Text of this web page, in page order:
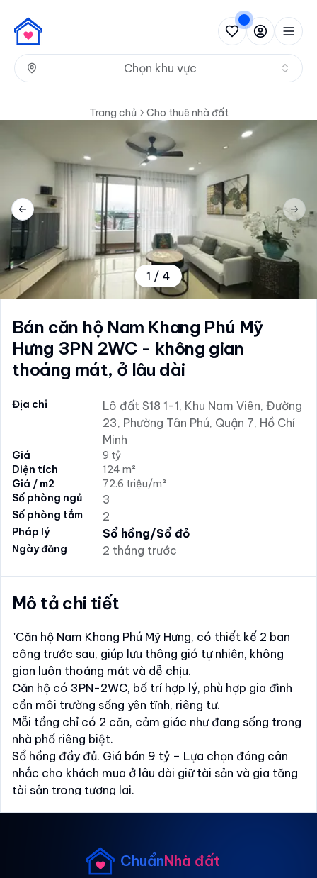
Chọn khu vực
Trang chủ Cho thuê nhà đất
Previous slide
1 / 4
Bán căn hộ Nam Khang Phú Mỹ
Hưng 3PN 2WC - không gian
thoáng mát, ở lâu dài
Địa chỉ
Lô đất S18 1-1, Khu Nam Viên, Đường
23, Phường Tân Phú, Quận 7, Hồ Chí
Minh
Giá
9 tỷ
Diện tích
124 m²
Giá / m2
72.6 triệu/m²
Số phòng ngủ
3
Số phòng tắm 2
Pháp lý Sổ hồng/Sổ đỏ
Ngày đăng 2 tháng trước
Mô tả chi tiết
"Căn hộ Nam Khang Phú Mỹ Hưng, có thiết kế 2 ban
công trước sau, giúp lưu thông gió tự nhiên, không
gian luôn thoáng mát và dễ chịu.
Căn hộ có 3PN-2WC, bố trí hợp lý, phù hợp gia đình
cần môi trường sống yên tĩnh, riêng tư.
Mỗi tầng chỉ có 2 căn, cảm giác như đang sống trong
nhà phố riêng biệt.
Sổ hồng đầy đủ. Giá bán 9 tỷ – Lựa chọn đáng cân
nhắc cho khách mua ở lâu dài giữ tài sản và gia tăng
tài sản trong tương lai.
ChuẩnNhà đất